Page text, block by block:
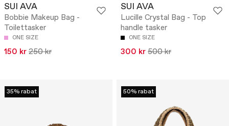
SUI AVA
Bobbie Makeup Bag -
Toilettasker
ONE SIZE
150 kr 250 kr
SUI AVA
Lucille Crystal Bag - Top
handle tasker
ONE SIZE
300 kr 500 kr
35% rabat 50% rabat